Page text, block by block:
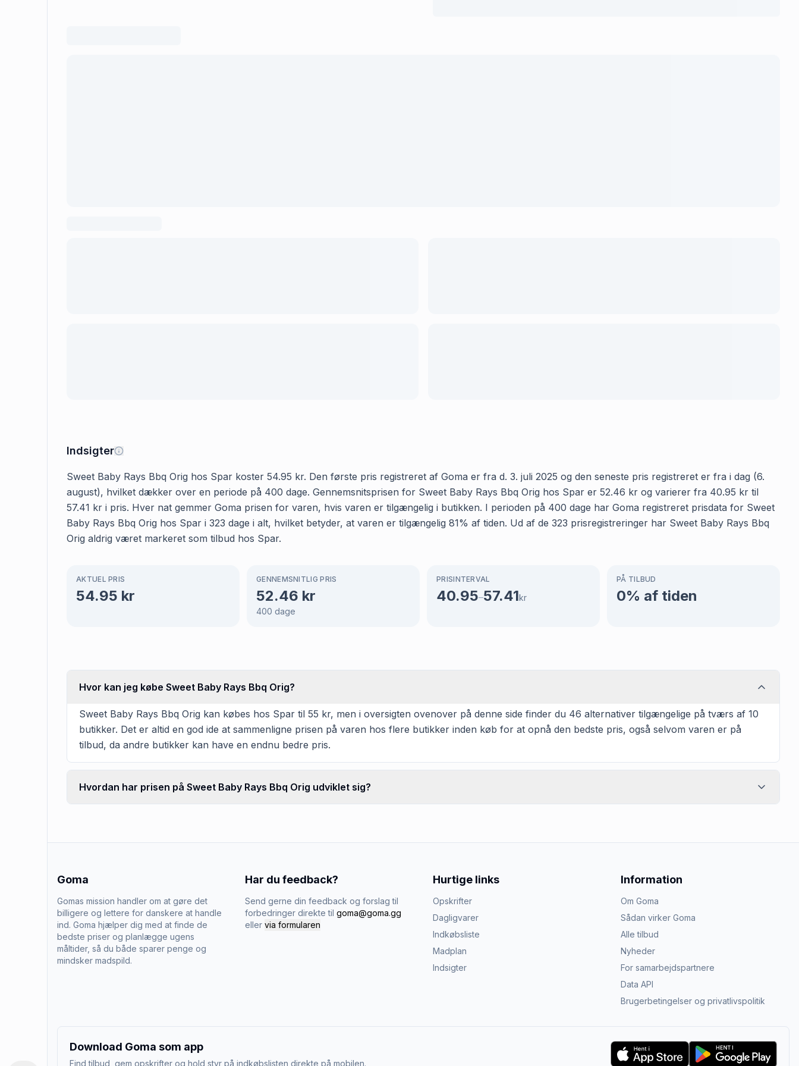
Indsigter
Sweet Baby Rays Bbq Orig hos Spar koster 54.95 kr. Den første pris registreret af Goma er fra d. 3. juli 2025 og den seneste pris registreret er fra i dag (6.
august), hvilket dækker over en periode på 400 dage. Gennemsnitsprisen for Sweet Baby Rays Bbq Orig hos Spar er 52.46 kr og varierer fra 40.95 kr til
57.41 kr i pris. Hver nat gemmer Goma prisen for varen, hvis varen er tilgængelig i butikken. I perioden på 400 dage har Goma registreret prisdata for Sweet
Baby Rays Bbq Orig hos Spar i 323 dage i alt, hvilket betyder, at varen er tilgængelig 81% af tiden. Ud af de 323 prisregistreringer har Sweet Baby Rays Bbq
Orig aldrig været markeret som tilbud hos Spar.
AKTUEL PRIS
54.95 kr
GENNEMSNITLIG PRIS
52.46 kr
400 dage
PRISINTERVAL
40.95–57.41kr
PÅ TILBUD
0% af tiden
Hvor kan jeg købe Sweet Baby Rays Bbq Orig?
Sweet Baby Rays Bbq Orig kan købes hos Spar til 55 kr, men i oversigten ovenover på denne side finder du 46 alternativer tilgængelige på tværs af 10
butikker. Det er altid en god ide at sammenligne prisen på varen hos flere butikker inden køb for at opnå den bedste pris, også selvom varen er på
tilbud, da andre butikker kan have en endnu bedre pris.
Hvordan har prisen på Sweet Baby Rays Bbq Orig udviklet sig?
Goma
Gomas mission handler om at gøre det
billigere og lettere for danskere at handle
ind. Goma hjælper dig med at finde de
bedste priser og planlægge ugens
måltider, så du både sparer penge og
mindsker madspild.
Har du feedback?
Send gerne din feedback og forslag til
forbedringer direkte til goma@goma.gg
eller via formularen
Hurtige links
Opskrifter
Dagligvarer
Indkøbsliste
Madplan
Indsigter
Information
Om Goma
Sådan virker Goma
Alle tilbud
Nyheder
For samarbejdspartnere
Data API
Brugerbetingelser og privatlivspolitik
Download Goma som app
Find tilbud, gem opskrifter og hold styr på indkøbslisten direkte på mobilen.